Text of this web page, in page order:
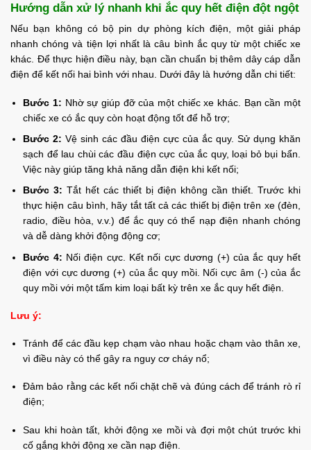
Hướng dẫn xử lý nhanh khi ắc quy hết điện đột ngột
Nếu bạn không có bộ pin dự phòng kích điện, một giải pháp
nhanh chóng và tiện lợi nhất là câu bình ắc quy từ một chiếc xe
khác. Để thực hiện điều này, bạn cần chuẩn bị thêm dây cáp dẫn
điện để kết nối hai bình với nhau. Dưới đây là hướng dẫn chi tiết:
Bước 1: Nhờ sự giúp đỡ của một chiếc xe khác. Bạn cần một
chiếc xe có ắc quy còn hoạt động tốt để hỗ trợ;
Bước 2: Vệ sinh các đầu điện cực của ắc quy. Sử dụng khăn
sạch để lau chùi các đầu điện cực của ắc quy, loại bỏ bụi bẩn.
Việc này giúp tăng khả năng dẫn điện khi kết nối;
Bước 3: Tắt hết các thiết bị điện không cần thiết. Trước khi
thực hiện câu bình, hãy tắt tất cả các thiết bị điện trên xe (đèn,
radio, điều hòa, v.v.) để ắc quy có thể nạp điện nhanh chóng
và dễ dàng khởi động động cơ;
Bước 4: Nối điện cực. Kết nối cực dương (+) của ắc quy hết
điện với cực dương (+) của ắc quy mồi. Nối cực âm (-) của ắc
quy mồi với một tấm kim loại bất kỳ trên xe ắc quy hết điện.
Lưu ý:
Tránh để các đầu kẹp chạm vào nhau hoặc chạm vào thân xe,
vì điều này có thể gây ra nguy cơ cháy nổ;
Đảm bảo rằng các kết nối chặt chẽ và đúng cách để tránh rò rỉ
điện;
Sau khi hoàn tất, khởi động xe mồi và đợi một chút trước khi
cố gắng khởi động xe cần nạp điện.